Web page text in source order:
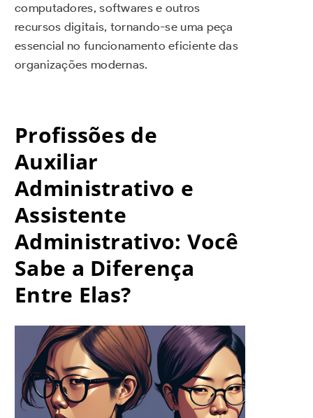
computadores, softwares e outros
recursos digitais, tornando-se uma peça
essencial no funcionamento eficiente das
organizações modernas.
Profissões de
Auxiliar
Administrativo e
Assistente
Administrativo: Você
Sabe a Diferença
Entre Elas?